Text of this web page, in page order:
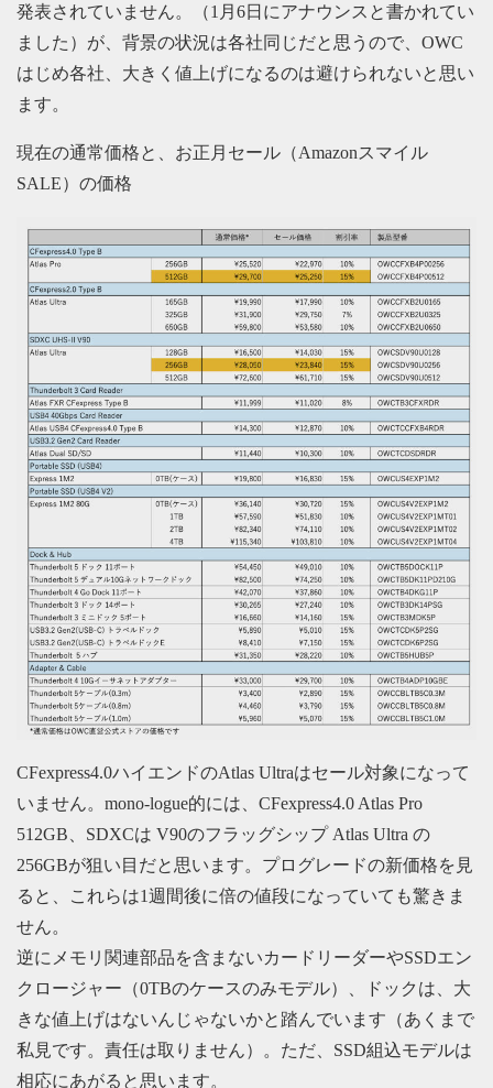
発表されていません。（1月6日にアナウンスと書かれてい
ました）が、背景の状況は各社同じだと思うので、OWC
はじめ各社、大きく値上げになるのは避けられないと思い
ます。
現在の通常価格と、お正月セール（Amazonスマイル
SALE）の価格
CFexpress4.0ハイエンドのAtlas Ultraはセール対象になって
いません。mono-logue的には、CFexpress4.0 Atlas Pro
512GB、SDXCは V90のフラッグシップ Atlas Ultra の
256GBが狙い目だと思います。プログレードの新価格を見
ると、これらは1週間後に倍の値段になっていても驚きま
せん。
逆にメモリ関連部品を含まないカードリーダーやSSDエン
クロージャー（0TBのケースのみモデル）、ドックは、大
きな値上げはないんじゃないかと踏んでいます（あくまで
私見です。責任は取りません）。ただ、SSD組込モデルは
相応にあがると思います。